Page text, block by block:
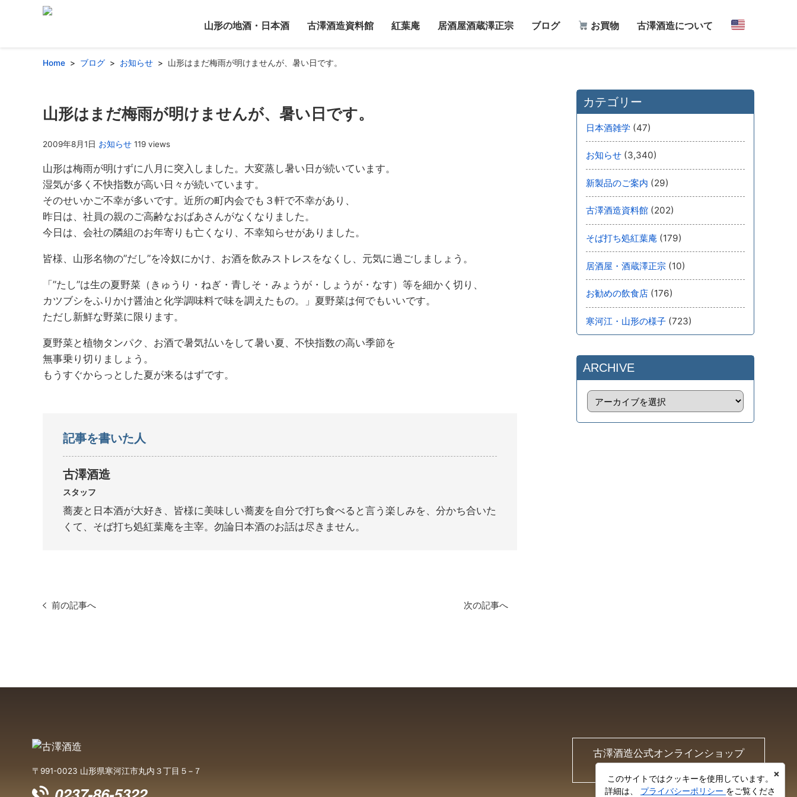
山形の地酒・日本酒 古澤酒造資料館 紅葉庵 居酒屋酒蔵澤正宗 ブログ お買物 古澤酒造について
Home ブログ お知らせ 山形はまだ梅雨が明けませんが、暑い日です。
山形はまだ梅雨が明けませんが、暑い日です。
2009年8月1日 お知らせ 119 views
山形は梅雨が明けずに八月に突入しました。大変蒸し暑い日が続いています。
湿気が多く不快指数が高い日々が続いています。
そのせいかご不幸が多いです。近所の町内会でも３軒で不幸があり、
昨日は、社員の親のご高齢なおばあさんがなくなりました。
今日は、会社の隣組のお年寄りも亡くなり、不幸知らせがありました。
皆様、山形名物の”だし”を冷奴にかけ、お酒を飲みストレスをなくし、元気に過ごしましょう。
「”たし”は生の夏野菜（きゅうり・ねぎ・青しそ・みょうが・しょうが・なす）等を細かく切り、
カツブシをふりかけ醤油と化学調味料で味を調えたもの。」夏野菜は何でもいいです。
ただし新鮮な野菜に限ります。
夏野菜と植物タンパク、お酒で暑気払いをして暑い夏、不快指数の高い季節を
無事乗り切りましょう。
もうすぐからっとした夏が来るはずです。
記事を書いた人
古澤酒造
スタッフ
蕎麦と日本酒が大好き、皆様に美味しい蕎麦を自分で打ち食べると言う楽しみを、分かち合いた
くて、そば打ち処紅葉庵を主宰。勿論日本酒のお話は尽きません。
前の記事へ 次の記事へ
カテゴリー
日本酒雑学 (47)
お知らせ (3,340)
新製品のご案内 (29)
古澤酒造資料館 (202)
そば打ち処紅葉庵 (179)
居酒屋・酒蔵澤正宗 (10)
お勧めの飲食店 (176)
寒河江・山形の様子 (723)
ARCHIVE
〒991-0023 山形県寒河江市丸内３丁目５−７
古澤酒造公式オンラインショップ
このサイトではクッキーを使用しています。
詳細は、 プライバシーポリシー をご覧くださ
×